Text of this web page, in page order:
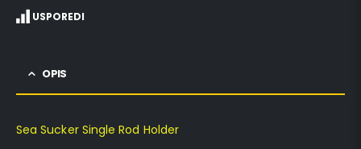
USPOREDI
OPIS
Sea Sucker Single Rod Holder